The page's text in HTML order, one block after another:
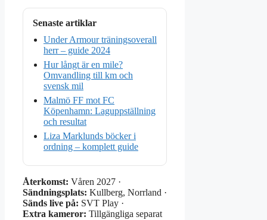
Senaste artiklar
Under Armour träningsoverall
herr – guide 2024
Hur långt är en mile?
Omvandling till km och
svensk mil
Malmö FF mot FC
Köpenhamn: Laguppställning
och resultat
Liza Marklunds böcker i
ordning – komplett guide
Återkomst: Våren 2027 ·
Sändningsplats: Kullberg, Norrland ·
Sänds live på: SVT Play ·
Extra kameror: Tillgängliga separat